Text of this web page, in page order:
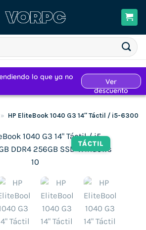
» HP EliteBook 1040 G3 14″ Táctil / i5-6300U
TÁCTIL